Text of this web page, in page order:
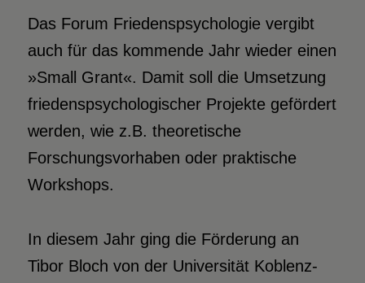
Das Forum Friedenspsychologie vergibt
auch für das kommende Jahr wieder einen
»Small Grant«. Damit soll die Umsetzung
friedenspsychologischer Projekte gefördert
werden, wie z.B. theoretische
Forschungsvorhaben oder praktische
Workshops.
In diesem Jahr ging die Förderung an
Tibor Bloch von der Universität Koblenz-